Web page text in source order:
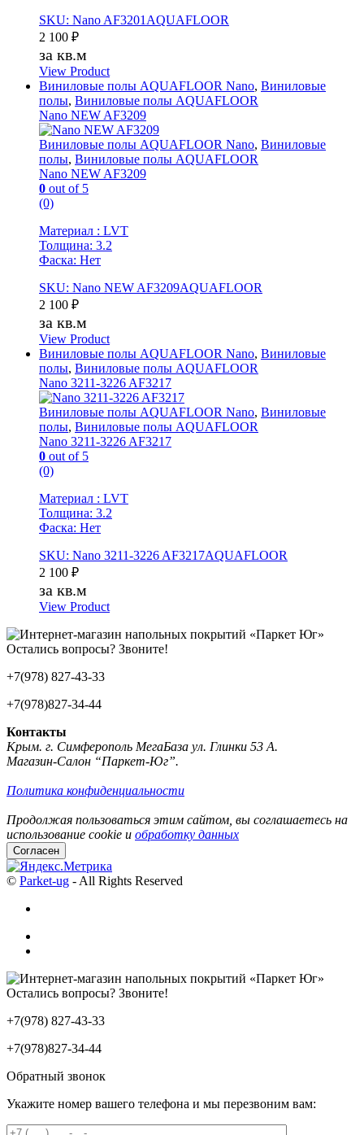
SKU: Nano AF3201AQUAFLOOR
2 100 ₽
за кв.м
View Product
Виниловые полы AQUAFLOOR Nano, Виниловые
полы, Виниловые полы AQUAFLOOR
Nano NEW AF3209
Виниловые полы AQUAFLOOR Nano, Виниловые
полы, Виниловые полы AQUAFLOOR
Nano NEW AF3209
0 out of 5
(0)
Материал : LVT
Толщина: 3.2
Фаска: Нет
SKU: Nano NEW AF3209AQUAFLOOR
2 100 ₽
за кв.м
View Product
Виниловые полы AQUAFLOOR Nano, Виниловые
полы, Виниловые полы AQUAFLOOR
Nano 3211-3226 AF3217
Виниловые полы AQUAFLOOR Nano, Виниловые
полы, Виниловые полы AQUAFLOOR
Nano 3211-3226 AF3217
0 out of 5
(0)
Материал : LVT
Толщина: 3.2
Фаска: Нет
SKU: Nano 3211-3226 AF3217AQUAFLOOR
2 100 ₽
за кв.м
View Product
Остались вопросы? Звоните!
+7(978) 827-43-33
+7(978)827-34-44
Контакты
Крым. г. Симферополь МегаБаза ул. Глинки 53 А.
Магазин-Салон “Паркет-Юг”.
Политика конфиденциальности
Продолжая пользоваться этим сайтом, вы соглашаетесь на
использование cookie и обработку данных
Согласен
© Parket-ug - All Rights Reserved
Остались вопросы? Звоните!
+7(978) 827-43-33
+7(978)827-34-44
Обратный звонок
Укажите номер вашего телефона и мы перезвоним вам: